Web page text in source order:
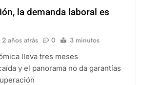
la demanda laboral es
2 años atrás 0 3 minutos
lleva tres meses
y el panorama no da garantías